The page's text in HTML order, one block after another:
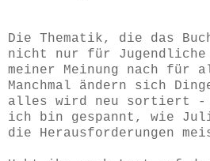
Die Thematik, die das
nicht nur für
meiner Meinung nach für
Manchmal ändern sich
alles wird neu sortiert -
ich bin gespannt, wie
die Herausforderungen